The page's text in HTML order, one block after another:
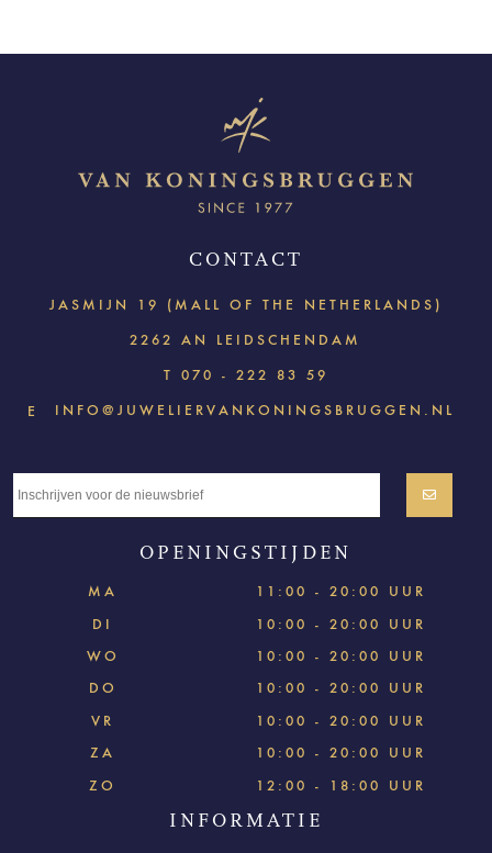
CONTACT
JASMIJN 19 (MALL OF THE NETHERLANDS)
2262 AN LEIDSCHENDAM
T 070 - 222 83 59
E INFO@JUWELIERVANKONINGSBRUGGEN.NL
OPENINGSTIJDEN
MA
11:00 - 20:00 UUR
DI
10:00 - 20:00 UUR
WO
10:00 - 20:00 UUR
DO
10:00 - 20:00 UUR
VR
10:00 - 20:00 UUR
ZA
10:00 - 20:00 UUR
ZO
12:00 - 18:00 UUR
INFORMATIE